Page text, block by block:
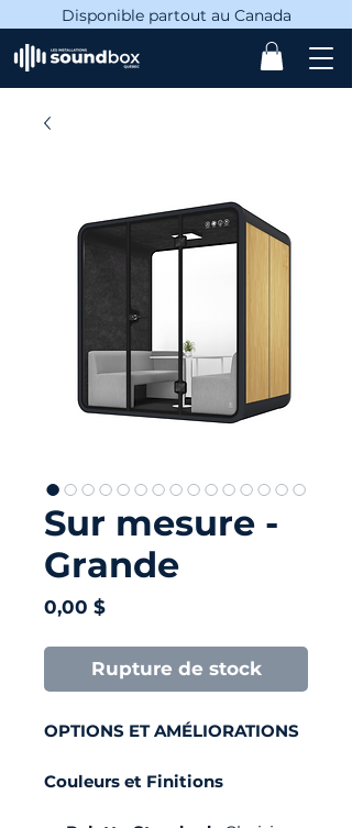
Disponible partout au Canada
Sur mesure -
Grande
0,00 $Prix
Rupture de stock
OPTIONS ET AMÉLIORATIONS
Couleurs et Finitions